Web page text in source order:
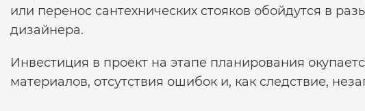
или перенос сантехнических стояков обойдутся в
дизайнера.
Инвестиция в проект на этапе планирования
материалов, отсутствия ошибок и, как следствие,